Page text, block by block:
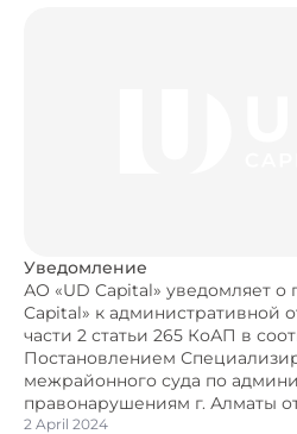
Уведомление
АО «UD Capital» уведомляет
Capital» к административной
части 2 статьи 265 КоАП в
Постановлением
межрайонного суда по
правонарушениям г. Алматы от
2 April 2024